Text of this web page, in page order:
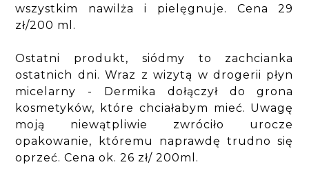
wszystkim nawilża i pielęgnuje. Cena 29
zł/200 ml.
Ostatni produkt, siódmy to zachcianka
ostatnich dni. Wraz z wizytą w drogerii płyn
micelarny - Dermika dołączył do grona
kosmetyków, które chciałabym mieć. Uwagę
moją niewątpliwie zwróciło urocze
opakowanie, któremu naprawdę trudno się
oprzeć. Cena ok. 26 zł/ 200ml.